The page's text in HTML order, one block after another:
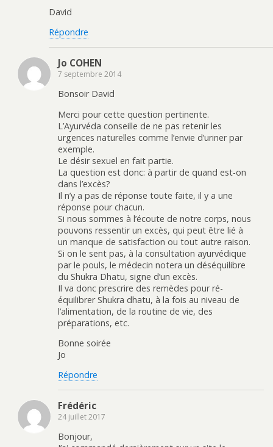
David
Répondre
Jo COHEN
7 septembre 2014
Bonsoir David
Merci pour cette question pertinente.
L’Ayurvéda conseille de ne pas retenir les
urgences naturelles comme l’envie d’uriner par
exemple.
Le désir sexuel en fait partie.
La question est donc: à partir de quand est-on
dans l’excès?
Il n’y a pas de réponse toute faite, il y a une
réponse pour chacun.
Si nous sommes à l’écoute de notre corps, nous
pouvons ressentir un excès, qui peut être lié à
un manque de satisfaction ou tout autre raison.
Si on le sent pas, à la consultation ayurvédique
par le pouls, le médecin notera un déséquilibre
du Shukra Dhatu, signe d’un excès.
Il va donc prescrire des remèdes pour ré-
équilibrer Shukra dhatu, à la fois au niveau de
l’alimentation, de la routine de vie, des
préparations, etc.
Bonne soirée
Jo
Répondre
Frédéric
24 juillet 2017
Bonjour,